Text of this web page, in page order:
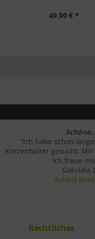
49,90 € *
"Ich habe schon
Kerzenhalter gesucht.
Ich freue
Gabriela
Artikel
Rechtliches